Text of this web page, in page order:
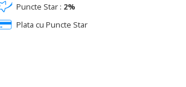
Puncte Star : 2%
Plata cu Puncte Star